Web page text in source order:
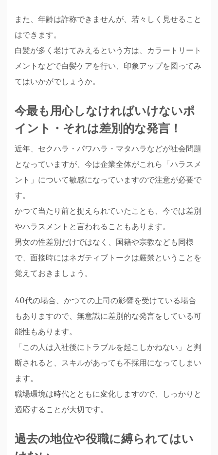
また、年齢は詐称できませんが、若々しく見せること
はできます。
白髪が多く老けてみえるという方は、カラートリート
メントなどで白髪ケアを行い、印象アップを図ってみ
てはいかがでしょうか。
今最も用心しなければいけないポ
イント・それは差別的な発言！
近年、セクハラ・パワハラ・マタハラなどが社会問題
となっていますが、今は企業全体がこれら「ハラスメ
ント」について敏感になっていますので注意が必要で
す。
かつて当たり前と捉えられていたことも、今では差別
やハラスメントと言われることもあります。
男女の性差別だけではなく、国籍や宗教なども同様
で、面接時にはネガティブトークは厳禁ということを
覚えておきましょう。
40代の場合、かつての上司の影響を受けている場合
もありますので、無意識に差別的な発言をしている可
能性もあります。
「この人は入社後にトラブルを起こしかねない」と判
断されると、スキルがあっても不採用になってしまい
ます。
職場環境は時代とともに変化しますので、しっかりと
適応することが大切です。
過去の地位や役職に縛られてはい